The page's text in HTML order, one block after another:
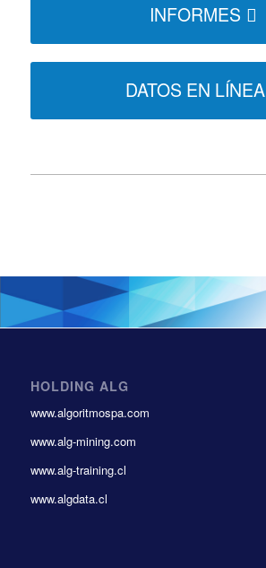
INFORMES
DATOS EN LÍNEA
HOLDING ALG
www.algoritmospa.com
www.alg-mining.com
www.alg-training.cl
www.algdata.cl